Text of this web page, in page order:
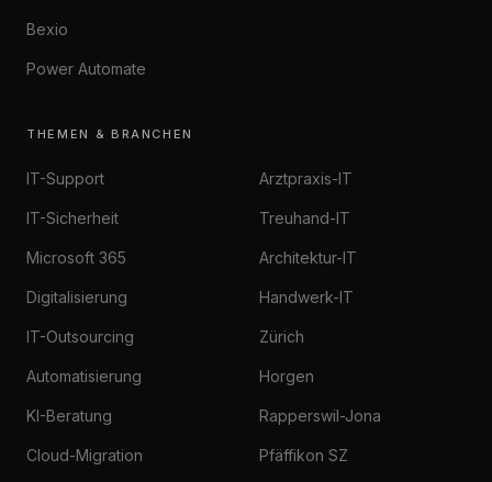
Bexio
Power Automate
THEMEN & BRANCHEN
IT-Support
IT-Sicherheit
Microsoft 365
Digitalisierung
IT-Outsourcing
Automatisierung
KI-Beratung
Cloud-Migration
Arztpraxis-IT
Treuhand-IT
Architektur-IT
Handwerk-IT
Zürich
Horgen
Rapperswil-Jona
Pfäffikon SZ
Fernwartung
verbinden uns nur nach Ihrer